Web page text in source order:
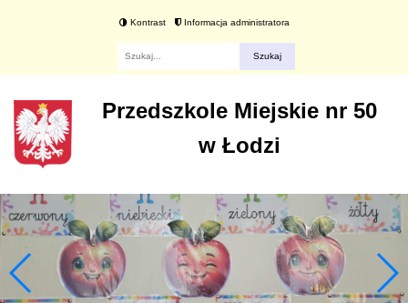
Kontrast Informacja administratora
Przedszkole Miejskie nr 50
w Łodzi